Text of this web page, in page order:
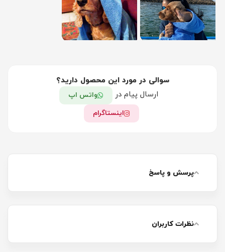
سوالی در مورد این محصول دارید؟
ارسال پیام در
واتس اپ
اینستاگرام
پرسش و پاسخ
نظرات کاربران